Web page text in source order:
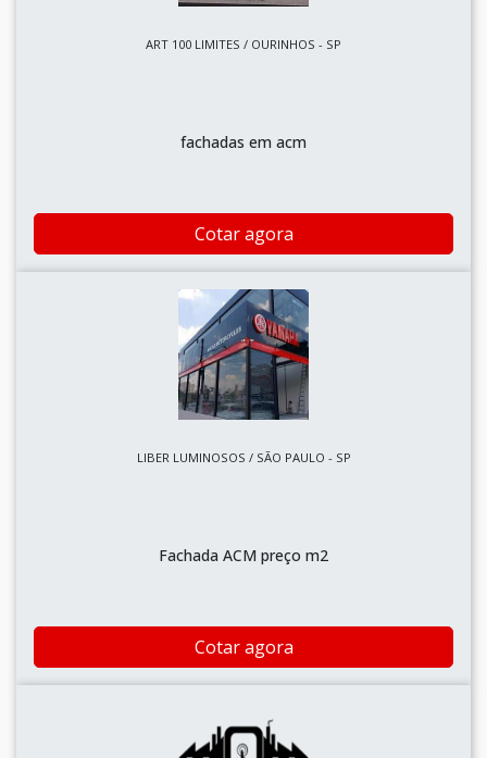
ART 100 LIMITES / OURINHOS - SP
fachadas em acm
Cotar agora
LIBER LUMINOSOS / SÃO PAULO - SP
Fachada ACM preço m2
Cotar agora